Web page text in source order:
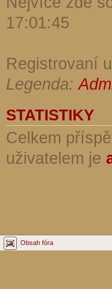
17:01:45
Registrovaní
Legenda:
STATISTIKY
Celkem
uživatelem je
Obsah fóra